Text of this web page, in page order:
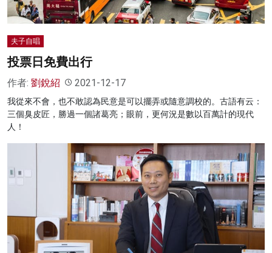
夫子自唱
投票日免費出行
作者: 劉銳紹 2021-12-17
我從來不會，也不敢認為民意是可以擺弄或隨意調校的。古語有云：
三個臭皮匠，勝過一個諸葛亮；眼前，更何況是數以百萬計的現代
人！